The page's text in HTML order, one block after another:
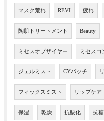
マスク荒れ REVI 疲れ
陶肌トリートメント Beauty
ミセスオブザイヤー ミセスコ
ジェルミスト CYパッチ
フィックスミスト リップケア
保湿 乾燥 抗酸化 抗